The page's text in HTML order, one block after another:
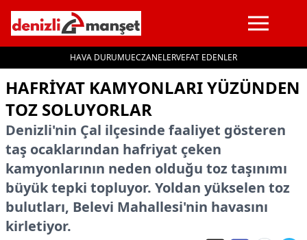
HAVA DURUMUECZANELERVEFAT EDENLER
İçeriğe geç
HAFRIYAT KAMYONLARI YÜZÜNDEN
TOZ SOLUYORLAR
Denizli'nin Çal ilçesinde faaliyet gösteren
taş ocaklarından hafriyat çeken
kamyonlarının neden olduğu toz taşınımı
büyük tepki topluyor. Yoldan yükselen toz
bulutları, Belevi Mahallesi'nin havasını
kirletiyor.